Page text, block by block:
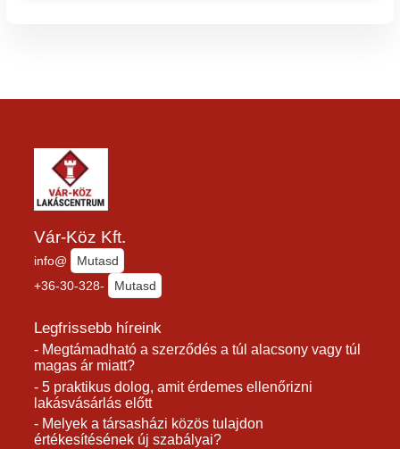
Vár-Köz Kft.
info@
Mutasd
+36-30-328-
Mutasd
Legfrissebb híreink
- Megtámadható a szerződés a túl alacsony vagy túl
magas ár miatt?
- 5 praktikus dolog, amit érdemes ellenőrizni
lakásvásárlás előtt
- Melyek a társasházi közös tulajdon
értékesítésének új szabályai?